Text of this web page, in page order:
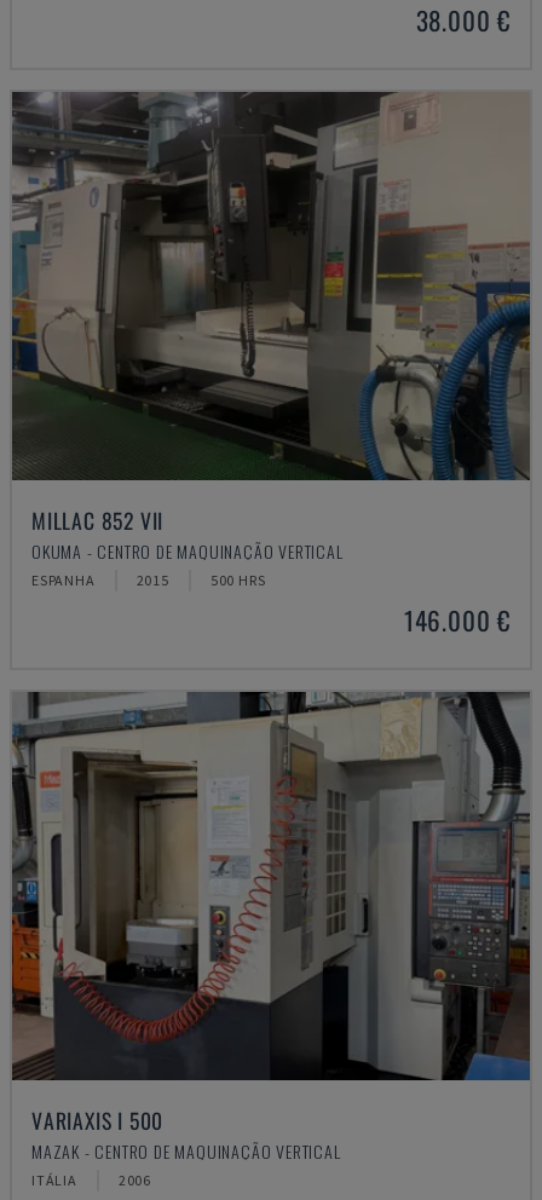
38.000 €
MILLAC 852 VII
OKUMA - CENTRO DE MAQUINAÇÃO VERTICAL
ESPANHA 2015 500 HRS
146.000 €
VARIAXIS I 500
MAZAK - CENTRO DE MAQUINAÇÃO VERTICAL
ITÁLIA 2006